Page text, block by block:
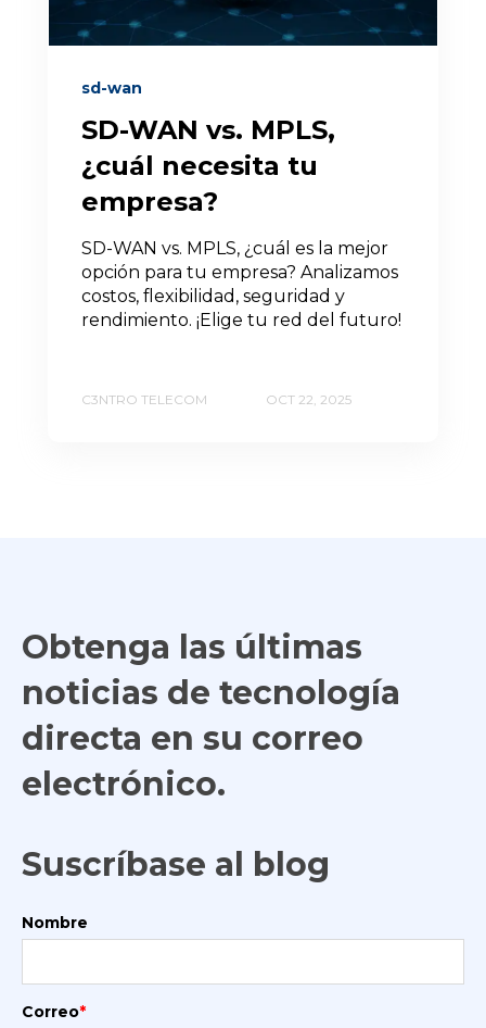
sd-wan
SD-WAN vs. MPLS,
¿cuál necesita tu
empresa?
SD-WAN vs. MPLS, ¿cuál es la mejor
opción para tu empresa? Analizamos
costos, flexibilidad, seguridad y
rendimiento. ¡Elige tu red del futuro!
C3NTRO TELECOM OCT 22, 2025
Obtenga las últimas
noticias de tecnología
directa en su correo
electrónico.
Suscríbase al blog
Nombre
Correo*